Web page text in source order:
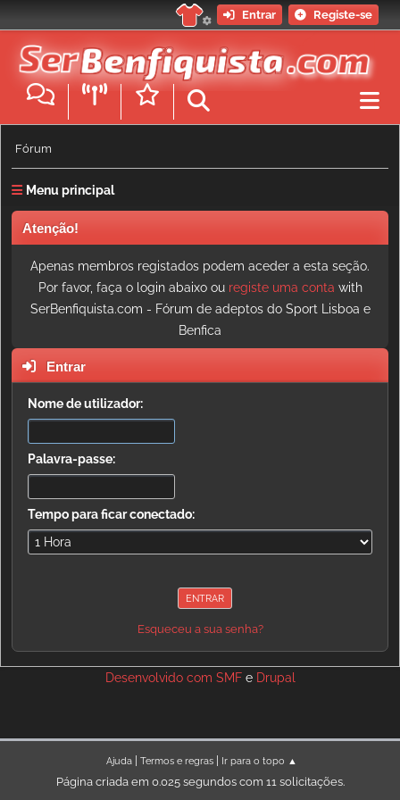
Entrar Registe-se
Fórum
Menu principal
Atenção!
Apenas membros registados podem aceder a esta seção.
Por favor, faça o login abaixo ou registe uma conta with
SerBenfiquista.com - Fórum de adeptos do Sport Lisboa e
Benfica
Entrar
Nome de utilizador:
Palavra-passe:
Tempo para ficar conectado:
Esqueceu a sua senha?
Desenvolvido com SMFe Drupal
Ajuda| Termos e regras| Ir para o topo ▲
Página criada em 0.025 segundos com 11 solicitações.